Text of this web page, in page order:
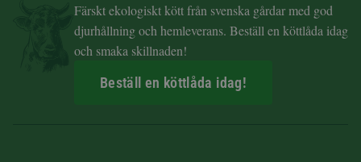
Färskt ekologiskt kött från svenska gårdar med god
djurhållning och hemleverans. Beställ en köttlåda idag
och smaka skillnaden!
Beställ en köttlåda idag!